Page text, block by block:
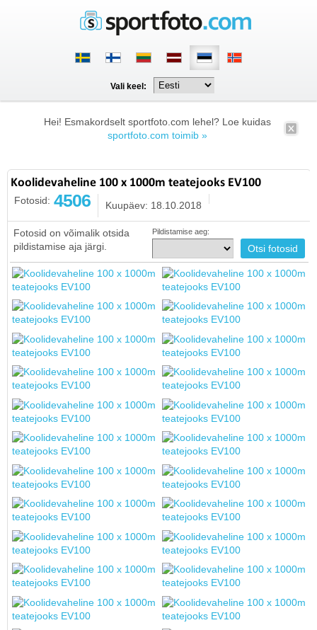
Vali keel:
Hei! Esmakordselt sportfoto.com lehel? Loe kuidas
sportfoto.com toimib »
Koolidevaheline 100 x 1000m teatejooks EV100
Fotosid: 4506 Kuupäev: 18.10.2018
Fotosid on võimalik otsida
pildistamise aja järgi.
Pildistamise aeg: